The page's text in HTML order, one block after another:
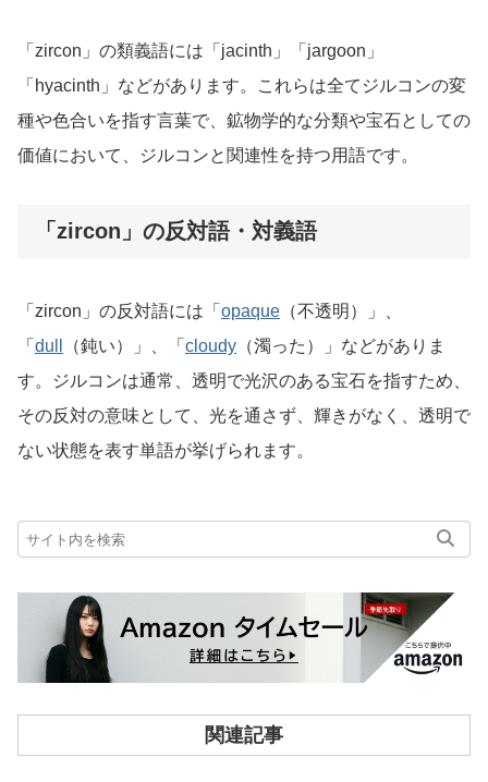
「zircon」の類義語には「jacinth」「jargoon」
「hyacinth」などがあります。これらは全てジルコンの変
種や色合いを指す言葉で、鉱物学的な分類や宝石としての
価値において、ジルコンと関連性を持つ用語です。
「zircon」の反対語・対義語
「zircon」の反対語には「 opaque （不透明）」、
「 dull （鈍い）」、「 cloudy （濁った）」などがありま
す。ジルコンは通常、透明で光沢のある宝石を指すため、
その反対の意味として、光を通さず、輝きがなく、透明で
ない状態を表す単語が挙げられます。
関連記事